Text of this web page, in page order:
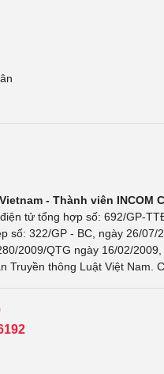
- Thành viên INCOM
tử tổng hợp số: 692/GP-
số: 322/GP - BC, ngày 26/
2009/QTG ngày 16/02/
Truyền thông Luật Việt Nam.